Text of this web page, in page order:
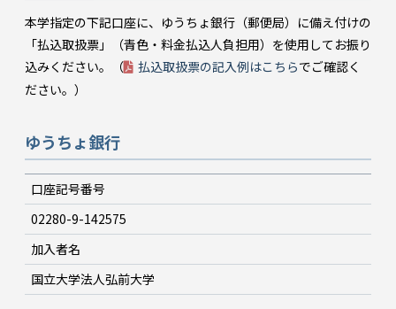
本学指定の下記口座に、ゆうちょ銀行（郵便局）に備え付けの
「払込取扱票」（青色・料金払込人負担用）を使用してお振り
込みください。（
払込取扱票の記入例はこちらでご確認く
ださい。）
ゆうちょ銀行
口座記号番号
02280-9-142575
加入者名
国立大学法人弘前大学